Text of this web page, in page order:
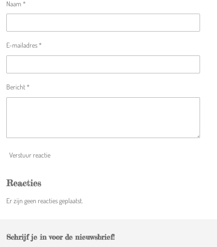
:
5
e
r
n
r r
e
n
r
e
n
r
n
r
n
Naam *
E-mailadres *
Bericht *
Verstuur reactie
Reacties
Er zijn geen reacties geplaatst.
Schrijf je in voor de nieuwsbrief!